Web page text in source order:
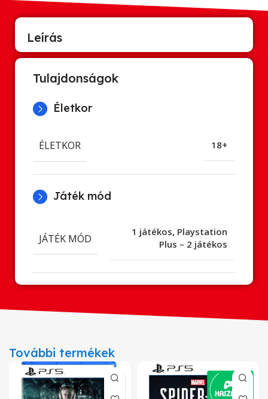
Leírás
Tulajdonságok
Életkor
ÉLETKOR 18+
Játék mód
JÁTÉK MÓD
1 játékos, Playstation
Plus – 2 játékos
További termékek